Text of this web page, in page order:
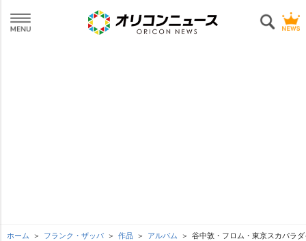
ホーム フランク・ザッパ 作品 アルバム 谷中敦・フロム・東京スカパラ